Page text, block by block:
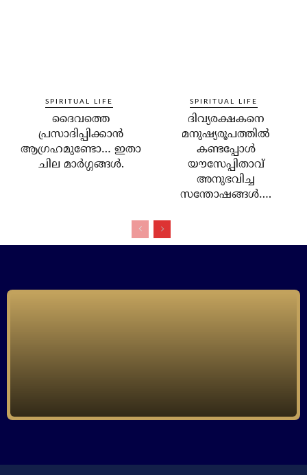
SPIRITUAL LIFE
ദൈവത്തെ
പ്രസാദിപ്പിക്കാന്‍
ആഗ്രഹമുണ്ടോ… ഇതാ
ചില മാര്‍ഗ്ഗങ്ങള്‍.
SPIRITUAL LIFE
ദിവ്യരക്ഷകനെ
മനുഷ്യരൂപത്തില്‍
കണ്ടപ്പോള്‍
യൗസേപ്പിതാവ്
അനുഭവിച്ച
സന്തോഷങ്ങള്‍….